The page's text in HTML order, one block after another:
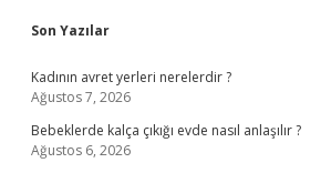
Sidebar
Son Yazılar
Kadının avret yerleri nerelerdir ?
Ağustos 7, 2026
Bebeklerde kalça çıkığı evde nasıl anlaşılır ?
Ağustos 6, 2026